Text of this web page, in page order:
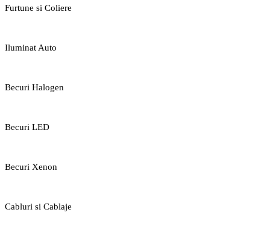
Furtune si Coliere
Iluminat Auto
Becuri Halogen
Becuri LED
Becuri Xenon
Cabluri si Cablaje